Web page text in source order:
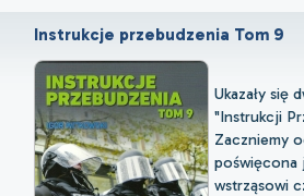
Instrukcje przebudzenia Tom 9
Ukazały się
"Instrukcji
Zaczniemy
poświęcona
wstrząsowi